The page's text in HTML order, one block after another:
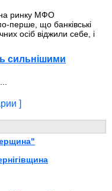
на ринку МФО
перше, що банківські
осіб віджили себе, і
сильнішими
]